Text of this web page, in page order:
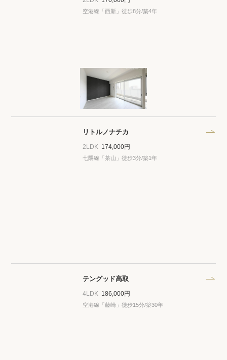
空港線「西新」徒歩8分/築4年
リトルノナチカ
2LDK 174,000円
七隈線「茶山」徒歩3分/築1年
テングッド高取
4LDK 186,000円
空港線「藤崎」徒歩15分/築30年